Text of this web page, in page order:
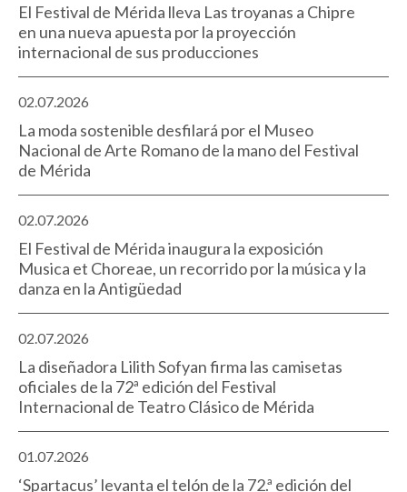
El Festival de Mérida lleva Las troyanas a Chipre
en una nueva apuesta por la proyección
internacional de sus producciones
02.07.2026
La moda sostenible desfilará por el Museo
Nacional de Arte Romano de la mano del Festival
de Mérida
02.07.2026
El Festival de Mérida inaugura la exposición
Musica et Choreae, un recorrido por la música y la
danza en la Antigüedad
02.07.2026
La diseñadora Lilith Sofyan firma las camisetas
oficiales de la 72ª edición del Festival
Internacional de Teatro Clásico de Mérida
01.07.2026
‘Spartacus’ levanta el telón de la 72.ª edición del